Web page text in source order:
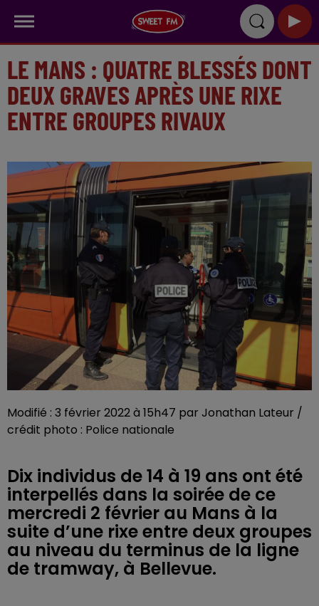
LE MANS : QUATRE BLESSÉS DONT
DEUX GRAVES APRÈS UNE RIXE
ENTRE GROUPES RIVAUX
Modifié : 3 février 2022 à 15h47 par Jonathan Lateur /
crédit photo : Police nationale
Dix individus de 14 à 19 ans ont été
interpellés dans la soirée de ce
mercredi 2 février au Mans à la
suite d’une rixe entre deux groupes
au niveau du terminus de la ligne
de tramway, à Bellevue.